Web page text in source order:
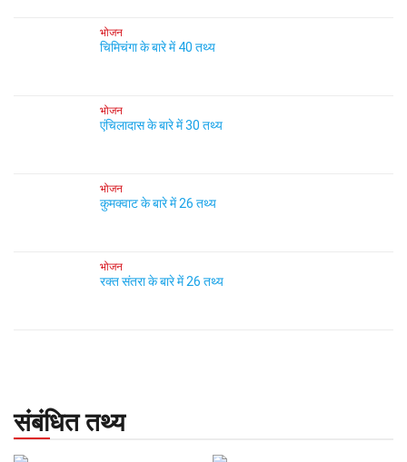
भोजन
चिमिचंगा के बारे में 40 तथ्य
भोजन
एंचिलादास के बारे में 30 तथ्य
भोजन
कुमक्वाट के बारे में 26 तथ्य
भोजन
रक्त संतरा के बारे में 26 तथ्य
संबंधित तथ्य